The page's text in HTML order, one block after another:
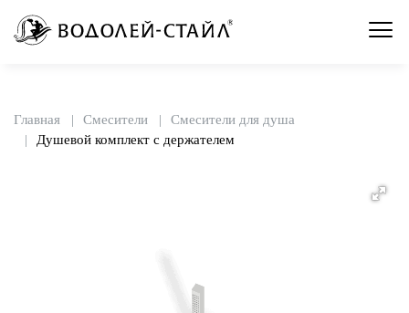
Главная Смесители
Смесители для душа
Душевой комплект с держателем